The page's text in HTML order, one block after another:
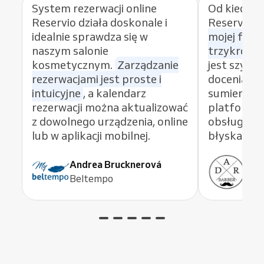
System rezerwacji online
Reservio działa doskonale i
idealnie sprawdza się w
naszym salonie
kosmetycznym. Zarządzanie
rezerwacjami jest proste i
intuicyjne , a kalendarz
rezerwacji można aktualizować
z dowolnego urządzenia, online
lub w aplikacji mobilnej.
Andrea Brucknerová
Beltempo
Od kiedy
Reservio,
mojej
jest
doceniają
platformę
obsługi